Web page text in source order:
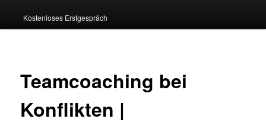
Kostenloses Erstgespräch
Teamcoaching bei
Konflikten |